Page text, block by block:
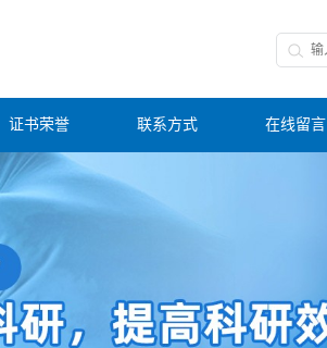
证书荣誉 联系方式 在线留言